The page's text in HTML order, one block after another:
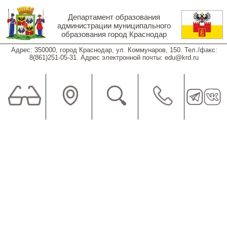
Перейти к основному содержанию
Департамент образования
администрации муниципального
образования город Краснодар
Адрес: 350000, город Краснодар, ул. Коммунаров, 150. Тел./факс:
8(861)251-05-31. Адрес электронной почты: edu@krd.ru